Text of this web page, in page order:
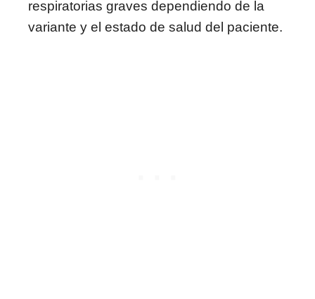
respiratorias graves dependiendo de la
variante y el estado de salud del paciente.